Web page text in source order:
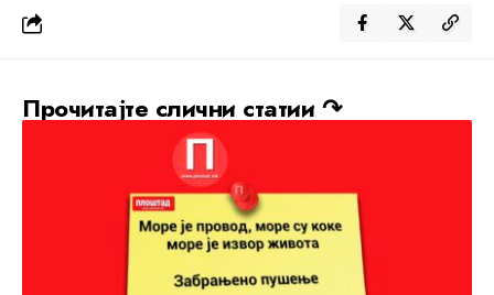
Прочитајте слични статии ↷